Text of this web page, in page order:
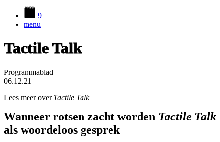
9
menu
Tactile Talk
Programmablad
06.12.21
Lees meer over Tactile Talk
Wanneer rotsen zacht worden Tactile Talk
als woordeloos gesprek